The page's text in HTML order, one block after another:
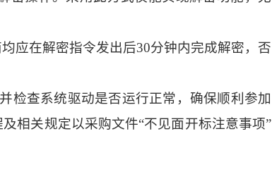
均应在解密指令发出后30分钟内完成解密，否
并检查系统驱动是否运行正常， 确保顺利参加
相关规定以采购文件“不见面开标注意事项”